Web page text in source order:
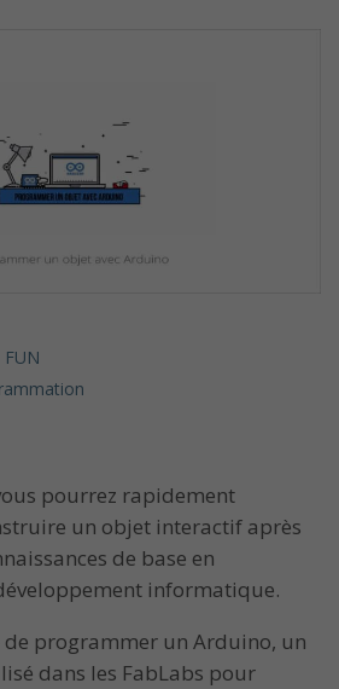
FUN
pourrez rapidement
un objet interactif après
de base en
informatique.
de programmer un Arduino, un
dans les FabLabs pour